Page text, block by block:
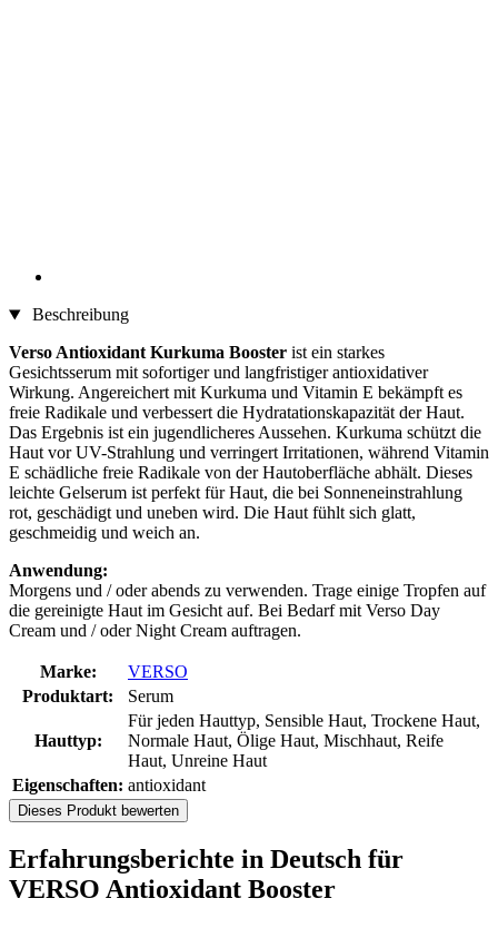
Beschreibung
Verso Antioxidant Kurkuma Booster ist ein starkes
Gesichtsserum mit sofortiger und langfristiger antioxidativer
Wirkung. Angereichert mit Kurkuma und Vitamin E bekämpft es
freie Radikale und verbessert die Hydratationskapazität der Haut.
Das Ergebnis ist ein jugendlicheres Aussehen. Kurkuma schützt die
Haut vor UV-Strahlung und verringert Irritationen, während Vitamin
E schädliche freie Radikale von der Hautoberfläche abhält. Dieses
leichte Gelserum ist perfekt für Haut, die bei Sonneneinstrahlung
rot, geschädigt und uneben wird. Die Haut fühlt sich glatt,
geschmeidig und weich an.
Anwendung:
Morgens und / oder abends zu verwenden. Trage einige Tropfen auf
die gereinigte Haut im Gesicht auf. Bei Bedarf mit Verso Day
Cream und / oder Night Cream auftragen.
Marke:
VERSO
Produktart:
Serum
Hauttyp:
Für jeden Hauttyp, Sensible Haut, Trockene Haut,
Normale Haut, Ölige Haut, Mischhaut, Reife
Haut, Unreine Haut
Eigenschaften: antioxidant
Dieses Produkt bewerten
Erfahrungsberichte in Deutsch für
VERSO Antioxidant Booster